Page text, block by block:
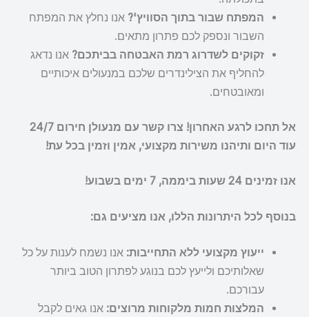
המפתח שבור בתוך הסוויץ'? אנו נחלץ את המפתח
השבור ונספק לכם פתרון מתאים.
זקוקים לשדרוג רמת האבטחה בביתכם? אנו נדאג
להחליף את הצילינדרים שלכם במנעולים איכותיים
ומאובטחים.
אל תחכו לרגע האחרון! צרו קשר עם מנעולן חירום 24/7
עוד היום ותיהנו משירות מקצועי, אמין וזמין בכל עת!
אנו זמינים 24 שעות ביממה, 7 ימים בשבוע!
בנוסף לכל היתרונות הללו, אנו מציעים גם:
ייעוץ מקצועי ללא התחייבות: אנו נשמח לענות על כל
שאלותיכם ולייעץ לכם בנוגע לפתרון הטוב ביותר
עבורכם.
המלצות חמות מלקוחות מרוצים: אנו גאים לקבל